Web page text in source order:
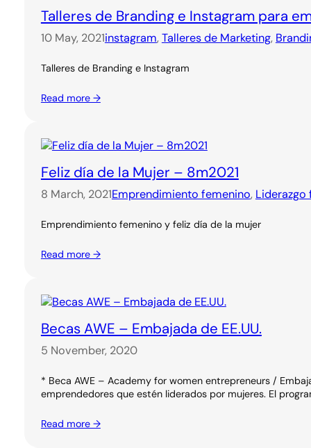
Talleres de Branding e Instagram para
10 May, 2021instagram, Talleres de Marketing,
Talleres de Branding e Instagram
Read more →
Feliz día de la Mujer – 8m2021
8 March, 2021Emprendimiento femenino, Liderazgo
Emprendimiento femenino y feliz día de la mujer
Read more →
Becas AWE – Embajada de EE.UU.
5 November, 2020
* Beca AWE – Academy for women entrepreneurs /
emprendedores que estén liderados por mujeres. El
Read more →